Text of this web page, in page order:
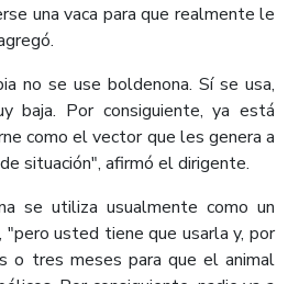
una vaca para que realmente le
no se use boldenona. Sí se usa,
baja. Por consiguiente, ya está
como el vector que les genera a
situación", afirmó el dirigente.
se utiliza usualmente como un
usted tiene que usarla y, por
o tres meses para que el animal